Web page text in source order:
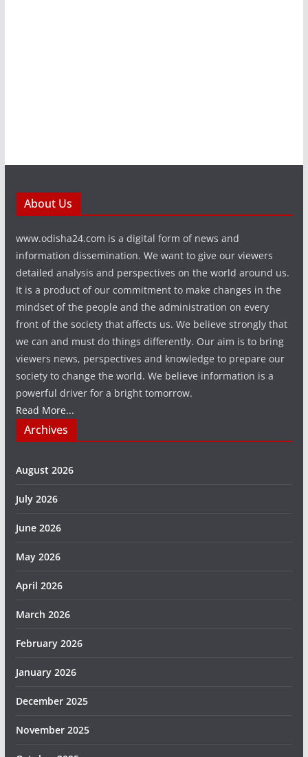
About Us
www.odisha24.com is a digital form of news and
information dissemination. We want to give our viewers
detailed analysis and perspectives on the world around us.
It is a product of our commitment to make changes in the
mindset of the people and the administration on every
front of the society that affects us. We believe strongly that
we can and must do things differently. Our aim is to bring
viewers news, perspectives and knowledge to prepare our
society to change the world. We believe information is a
powerful driver for a bright tomorrow.
Read More...
Archives
August 2026
July 2026
June 2026
May 2026
April 2026
March 2026
February 2026
January 2026
December 2025
November 2025